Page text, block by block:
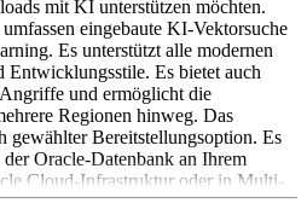
mit KI unterstützen möchten.
eingebaute KI-Vektorsuche
Es unterstützt alle modernen
Entwicklungsstile. Es bietet auch
und ermöglicht die
Regionen hinweg. Das
gewählter Bereitstellungsoption. Es
Oracle-Datenbank an Ihrem
Cloud-Infrastruktur oder in Multi-